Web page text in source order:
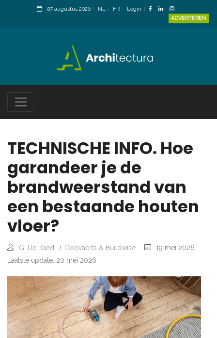
07 augustus 2026 NL FR
Login
ADVERTEREN
TECHNISCHE INFO. Hoe
garandeer je de
brandweerstand van
een bestaande houten
vloer?
G. De Raed, J. Goovaerts & Buildwise
19 mei 2026
Laatste update: 20 mei 2026